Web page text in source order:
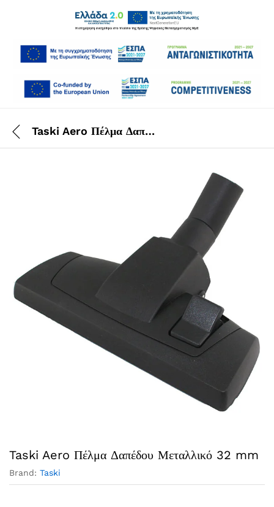
Taski Aero Πέλμα Δαπέδου Μεταλλικό 32 mm
Taski Aero Πέλμα Δαπέδου Μεταλλικό 32 mm
Brand: Taski